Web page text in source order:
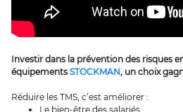
Investir dans la prévention des risques
équipements STOCKMAN, un choix
Réduire les TMS, c’est améliorer :
Le bien-être des salariés